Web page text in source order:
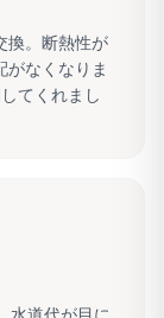
換。断熱性が
なくなりま
てくれまし